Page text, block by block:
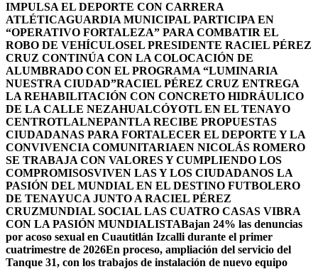
IMPULSA EL DEPORTE CON CARRERA
ATLÉTICAGUARDIA MUNICIPAL PARTICIPA EN
“OPERATIVO FORTALEZA” PARA COMBATIR EL
ROBO DE VEHÍCULOSEL PRESIDENTE RACIEL PÉREZ
CRUZ CONTINÚA CON LA COLOCACIÓN DE
ALUMBRADO CON EL PROGRAMA “LUMINARIA
NUESTRA CIUDAD”RACIEL PÉREZ CRUZ ENTREGA
LA REHABILITACIÓN CON CONCRETO HIDRÁULICO
DE LA CALLE NEZAHUALCÓYOTL EN EL TENAYO
CENTROTLALNEPANTLA RECIBE PROPUESTAS
CIUDADANAS PARA FORTALECER EL DEPORTE Y LA
CONVIVENCIA COMUNITARIAEN NICOLÁS ROMERO
SE TRABAJA CON VALORES Y CUMPLIENDO LOS
COMPROMISOSVIVEN LAS Y LOS CIUDADANOS LA
PASIÓN DEL MUNDIAL EN EL DESTINO FUTBOLERO
DE TENAYUCA JUNTO A RACIEL PÉREZ
CRUZMUNDIAL SOCIAL LAS CUATRO CASAS VIBRA
CON LA PASIÓN MUNDIALISTABajan 24% las denuncias
por acoso sexual en Cuautitlán Izcalli durante el primer
cuatrimestre de 2026En proceso, ampliación del servicio del
Tanque 31, con los trabajos de instalación de nuevo equipo